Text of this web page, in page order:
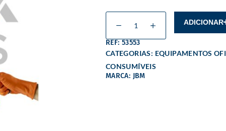
ADICIONAR
REF: 53553
CATEGORIAS: EQUIPAMENTOS
CONSUMÍVEIS
MARCA: JBM